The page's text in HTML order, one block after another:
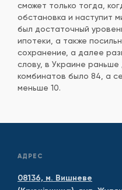
сможет только тогда,
обстановка и наступит
был достаточный
ипотеки, а также
сохранение, а далее
слову, в Украине
комбинатов было 84, а
меньше 10.
АДРЕС
08136, м. Вишневе